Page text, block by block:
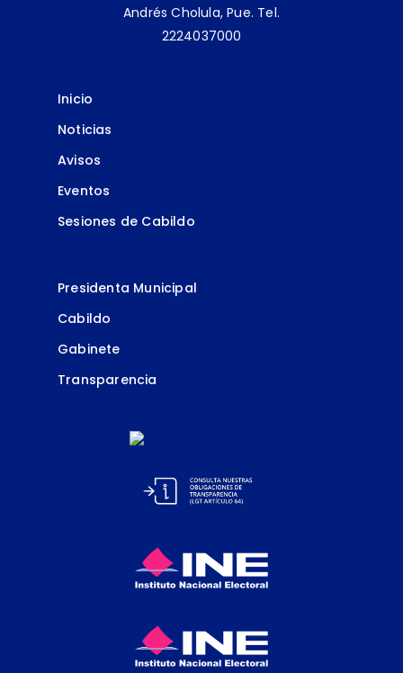
Andrés Cholula, Pue. Tel.
2224037000
Inicio
Noticias
Avisos
Eventos
Sesiones de Cabildo
Presidenta Municipal
Cabildo
Gabinete
Transparencia